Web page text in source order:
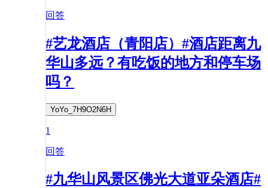
回答
#艺龙酒店（青阳店）#酒店距离九
华山多远？有吃饭的地方和停车场
吗？
YoYo_7H9O2N6H
1
回答
#九华山风景区佛光大道亚朵酒店#